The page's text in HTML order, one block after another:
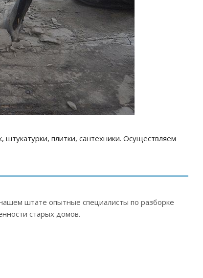
плитки, сантехники. Осуществляем
штате опытные специалисты по разборке
старых домов.